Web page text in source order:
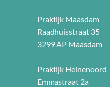
Praktijk Maasdam
Raadhuisstraat 35
3299 AP Maasdam
Praktijk Heinenoord
Emmastraat 2a